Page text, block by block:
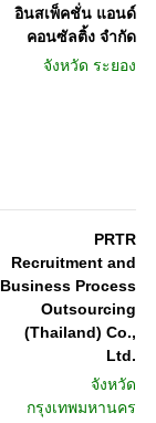
อินสเพ็คชั่น แอนด์
คอนซัลติ้ง จำกัด
จังหวัด ระยอง
PRTR
Recruitment and
Business Process
Outsourcing
(Thailand) Co.,
Ltd.
จังหวัด
กรุงเทพมหานคร